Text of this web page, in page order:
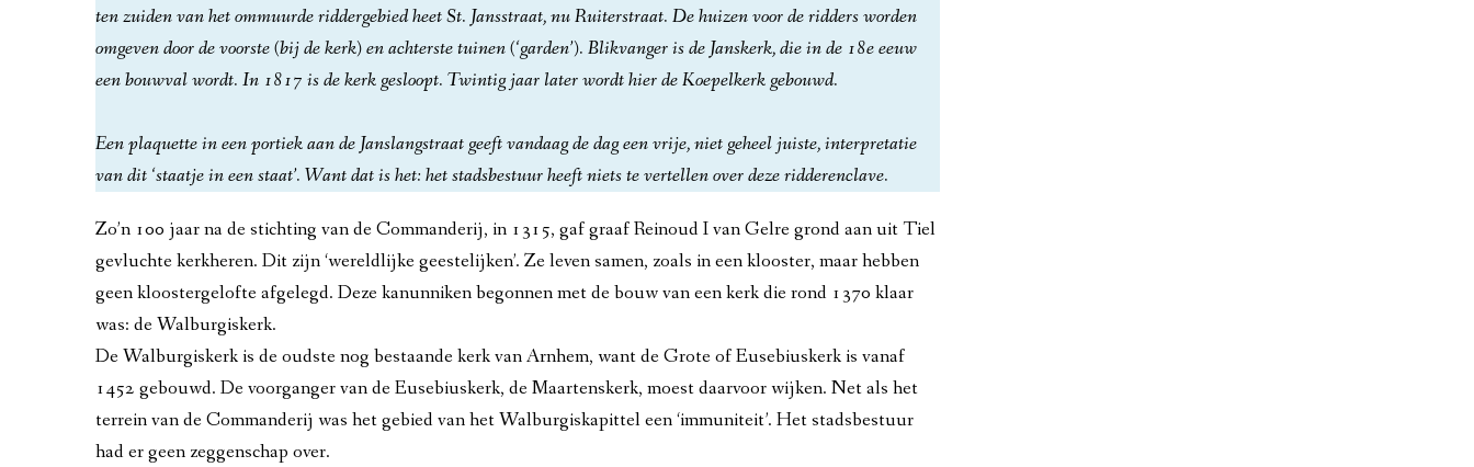
MARGA KLOMPÉ EN OPEN HET DORP, VANAF 1960
DIENSTVERLENENDE BEDRIJVEN, VANAF 1945
GELE RIJDER WORDT LUCHTMOBIEL, 20STE-EEUW
MULTICULTURELE STAD, VANAF 1955
BURGERS’ ZOO EN GELREDOME, 20STE EN 21STE-EEUW
NOORD EN ZUID VANAF 1935
TIEN TIENEN
ten zuiden van het ommuurde riddergebied heet St. Jansstraat, nu Ruiterstraat. De huizen voor de ridders worden
omgeven door de voorste (bij de kerk) en achterste tuinen (‘garden’). Blikvanger is de Janskerk, die in de 18e eeuw
een bouwval wordt. In 1817 is de kerk gesloopt. Twintig jaar later wordt hier de Koepelkerk gebouwd.
Een plaquette in een portiek aan de Janslangstraat geeft vandaag de dag een vrije, niet geheel juiste, interpretatie
van dit ‘staatje in een staat’. Want dat is het: het stadsbestuur heeft niets te vertellen over deze ridderenclave.
Zo’n 100 jaar na de stichting van de Commanderij, in 1315, gaf graaf Reinoud I van Gelre grond aan uit Tiel
gevluchte kerkheren. Dit zijn ‘wereldlijke geestelijken’. Ze leven samen, zoals in een klooster, maar hebben
geen kloostergelofte afgelegd. Deze kanunniken begonnen met de bouw van een kerk die rond 1370 klaar
was: de Walburgiskerk.
De Walburgiskerk is de oudste nog bestaande kerk van Arnhem, want de Grote of Eusebiuskerk is vanaf
1452 gebouwd. De voorganger van de Eusebiuskerk, de Maartenskerk, moest daarvoor wijken. Net als het
terrein van de Commanderij was het gebied van het Walburgiskapittel een ‘immuniteit’. Het stadsbestuur
had er geen zeggenschap over.